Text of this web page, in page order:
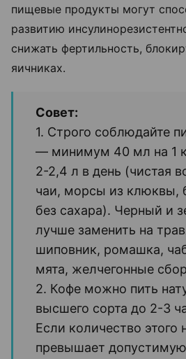
пищевые продукты могут
развитию
снижать фертильность,
яичниках.
Совет:
1. Строго соблюдайте
— минимум 40 мл на 1
2-2,4 л в день (чистая
чаи, морсы из клюквы,
без сахара). Черный и
лучше заменить на
шиповник, ромашка,
мята, желчегонные
2. Кофе можно пить
высшего сорта до 2-3
Если количество этого
превышает